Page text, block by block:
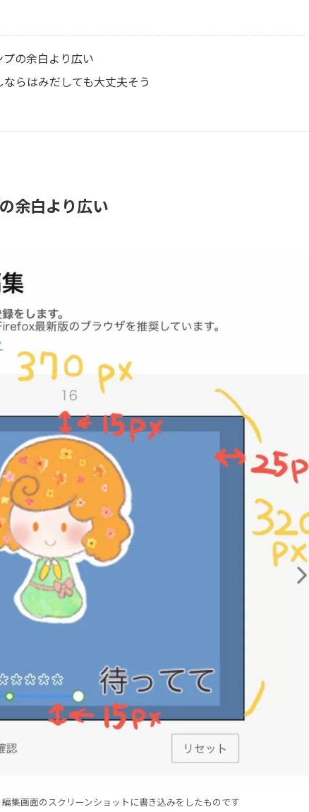
の余白より広い
らはみだしても大丈夫そう
余白より広い
編集画面のスクリーンショットに書き込みをしたものです